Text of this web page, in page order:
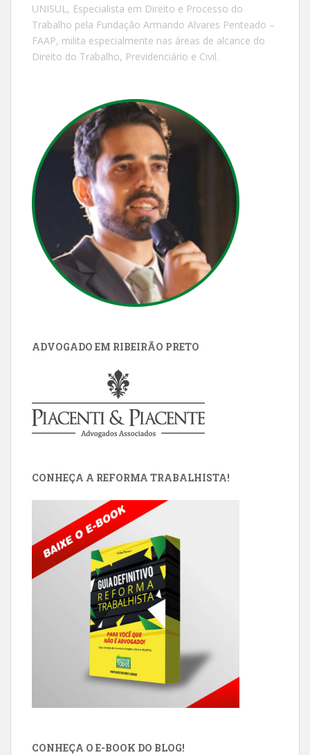
UNISUL, Especialista em Direito e Processo do
Trabalho pela Fundação Armando Alvares Penteado –
FAAP, milita especialmente nas áreas de alcance do
Direito do Trabalho, Previdenciário e Civil.
ADVOGADO EM RIBEIRÃO PRETO
CONHEÇA A REFORMA TRABALHISTA!
CONHEÇA O E-BOOK DO BLOG!